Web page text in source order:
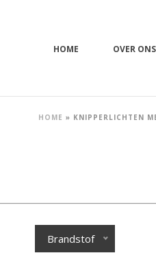
HOME OVER ONS
HOME » KNIPPERLICHTEN
Brandstof